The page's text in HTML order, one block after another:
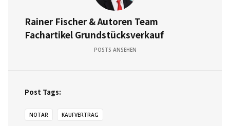
Rainer Fischer & Autoren Team
Fachartikel Grundstücksverkauf
POSTS ANSEHEN
Post Tags:
NOTAR KAUFVERTRAG